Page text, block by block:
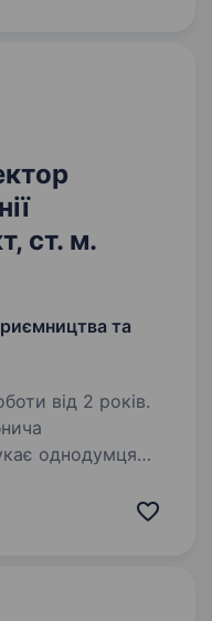
ст. м.
та
від 2 років.
однодумця